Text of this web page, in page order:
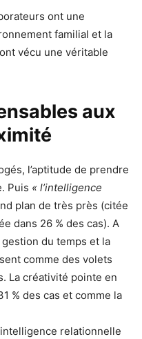
ont une
familial et la
vécu une véritable
aux
l’aptitude de prendre
Puis « l’intelligence
plan de très près (citée
dans 26 % des cas). A
du temps et la
comme des volets
La créativité pointe en
% des cas et comme la
relationnelle